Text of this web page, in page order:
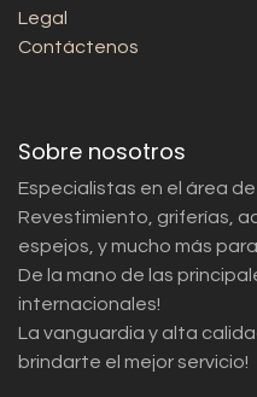
Legal
Contáctenos
Sobre nosotros
Especialistas en el área
Revestimiento, griferías,
espejos, y mucho más
De la mano de las
internacionales!
La vanguardia y alta
brindarte el mejor servicio!